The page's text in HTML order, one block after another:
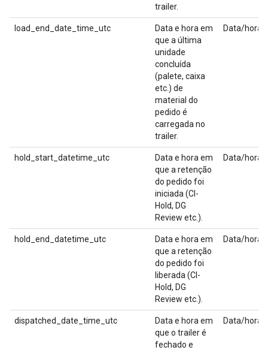
trailer.
load_end_date_time_utc
Data e hora em
que a última
unidade
concluída
(palete, caixa
etc.) de
material do
pedido é
carregada no
trailer.
Data/hora
hold_start_datetime_utc
Data e hora em
que a retenção
do pedido foi
iniciada (CI-
Hold, DG
Review etc.).
Data/hora
hold_end_datetime_utc
Data e hora em
que a retenção
do pedido foi
liberada (CI-
Hold, DG
Review etc.).
Data/hora
dispatched_date_time_utc
Data e hora em
que o trailer é
fechado e
Data/hora